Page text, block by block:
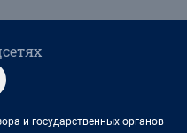
и государственных органов